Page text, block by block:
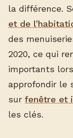
la différence.
et de
des
2020, ce qui
importants
approfondir le
sur fenêtre et
les clés.